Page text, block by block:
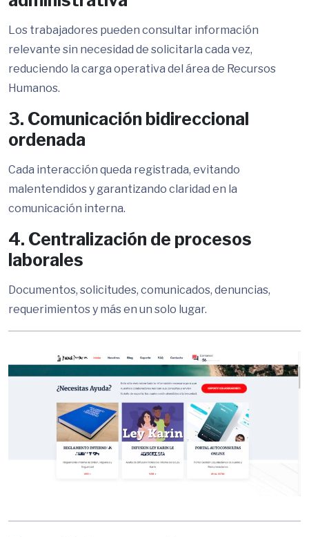
Los trabajadores pueden consultar información
relevante sin necesidad de solicitarla cada vez,
reduciendo la carga operativa del área de Recursos
Humanos.
3. Comunicación bidireccional
ordenada
Cada interacción queda registrada, evitando
malentendidos y garantizando claridad en la
comunicación interna.
4. Centralización de procesos
laborales
Documentos, solicitudes, comunicados, denuncias,
requerimientos y más en un solo lugar.